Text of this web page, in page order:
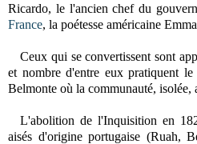
Ricardo, le l'ancien chef du
France, la poétesse américaine
Ceux qui se convertissent sont
et nombre d'entre eux pratiquent
Belmonte où la communauté, isolée,
L'abolition de l'Inquisition en
aisés d'origine portugaise (Ruah,